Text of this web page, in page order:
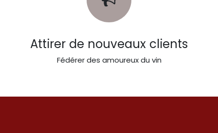
Attirer de nouveaux clients
Fédérer des amoureux du vin